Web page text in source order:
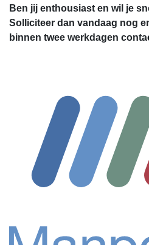
Ben jij enthousiast en wil je
Solliciteer dan vandaag nog
binnen twee werkdagen